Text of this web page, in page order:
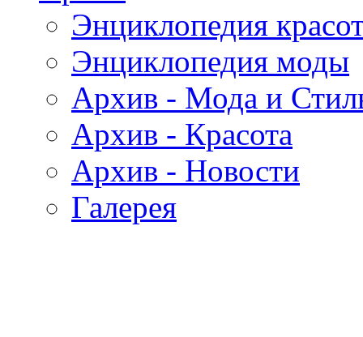
Энциклопедия
Энциклопедия моды
Архив - Мода и
Архив - Красота
Архив - Новости
Галерея